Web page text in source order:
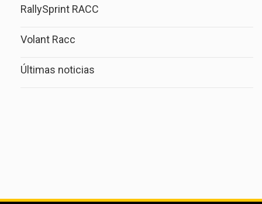
RallySprint RACC
Volant Racc
Últimas noticias